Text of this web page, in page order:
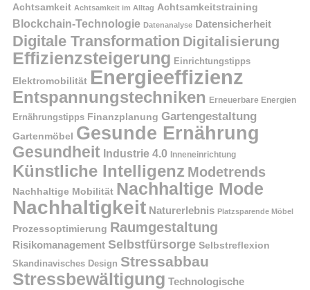
Achtsamkeit Achtsamkeit im Alltag Achtsamkeitstraining
Blockchain-Technologie Datenanalyse Datensicherheit
Digitale Transformation Digitalisierung
Effizienzsteigerung Einrichtungstipps
Elektromobilität Energieeffizienz
Entspannungstechniken Erneuerbare Energien
Ernährungstipps Finanzplanung Gartengestaltung
Gartenmöbel Gesunde Ernährung
Gesundheit Industrie 4.0 Inneneinrichtung
Künstliche Intelligenz Modetrends
Nachhaltige Mobilität Nachhaltige Mode
Nachhaltigkeit Naturerlebnis Platzsparende Möbel
Prozessoptimierung Raumgestaltung
Risikomanagement Selbstfürsorge Selbstreflexion
Skandinavisches Design Stressabbau
Stressbewältigung Technologische